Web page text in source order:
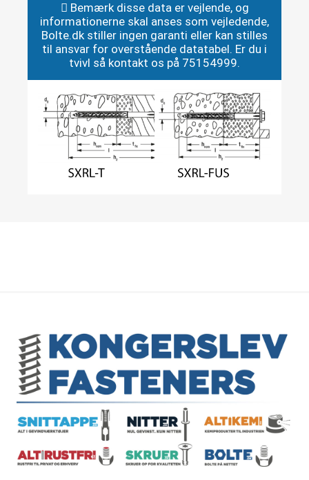
Bemærk disse data er vejlende, og
informationerne skal anses som vejledende,
Bolte.dk stiller ingen garanti eller kan stilles
til ansvar for overstående datatabel. Er du i
tvivl så kontakt os på 75154999.